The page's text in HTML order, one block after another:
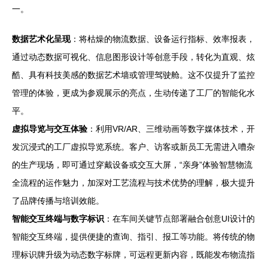
一。
数据艺术化呈现：将枯燥的物流数据、设备运行指标、效率报表，
通过动态数据可视化、信息图形设计等创意手段，转化为直观、炫
酷、具有科技美感的数据艺术墙或管理驾驶舱。这不仅提升了监控
管理的体验，更成为参观展示的亮点，生动传递了工厂的智能化水
平。
虚拟导览与交互体验 ：利用VR/AR、三维动画等数字媒体技术，开
发沉浸式的工厂虚拟导览系统。客户、访客或新员工无需进入嘈杂
的生产现场，即可通过穿戴设备或交互大屏，“亲身”体验智慧物流
全流程的运作魅力，加深对工艺流程与技术优势的理解，极大提升
了品牌传播与培训效能。
智能交互终端与数字标识 ：在车间关键节点部署融合创意UI设计的
智能交互终端，提供便捷的查询、指引、报工等功能。将传统的物
理标识牌升级为动态数字标牌，可远程更新内容，既能发布物流指